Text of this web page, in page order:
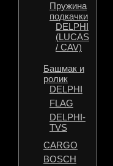
Пружина
подкачки
DELPHI
(LUCAS
/ CAV)
Башмак и
ролик
DELPHI
FLAG
DELPHI-
TVS
CARGO
BOSCH